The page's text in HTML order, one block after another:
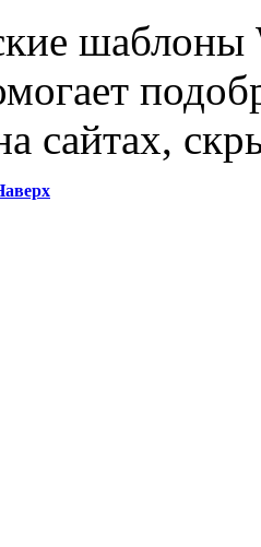
шаблоны
сайтах,